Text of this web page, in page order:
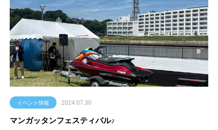
イベント情報 2024.07.30
マンガッタンフェスティバル♪